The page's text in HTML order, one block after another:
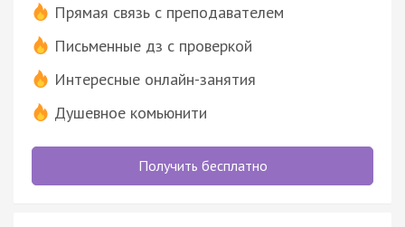
Прямая связь с преподавателем
Письменные дз с проверкой
Интересные онлайн-занятия
Душевное комьюнити
Получить бесплатно